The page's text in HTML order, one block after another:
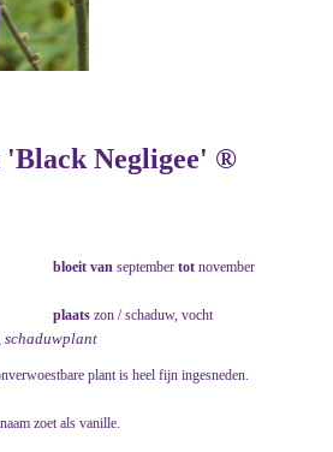
'Black Negligee' ®
bloeit van september tot november
plaats zon / schaduw, vocht
schaduwplant
plant is heel fijn ingesneden.
zoet als vanille.